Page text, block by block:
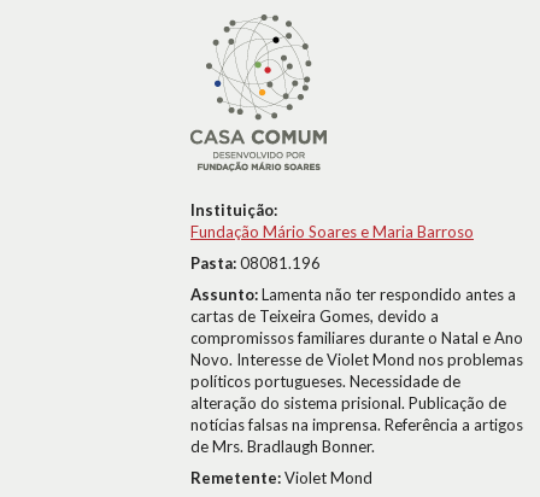
Instituição:
Fundação Mário Soares e Maria Barroso
Pasta:08081.196
Assunto:Lamenta não ter respondido antes a
cartas de Teixeira Gomes, devido a
compromissos familiares durante o Natal e Ano
Novo. Interesse de Violet Mond nos problemas
políticos portugueses. Necessidade de
alteração do sistema prisional. Publicação de
notícias falsas na imprensa. Referência a artigos
de Mrs. Bradlaugh Bonner.
Remetente:Violet Mond